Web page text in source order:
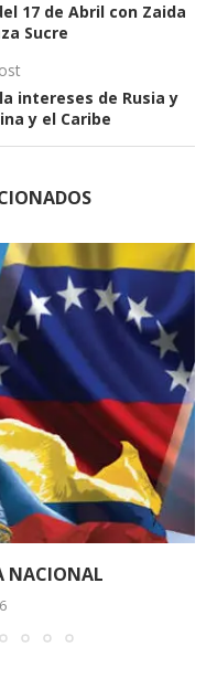
17 de Abril con Zaida
Sucre
intereses de Rusia y
y el Caribe
NACIONAL